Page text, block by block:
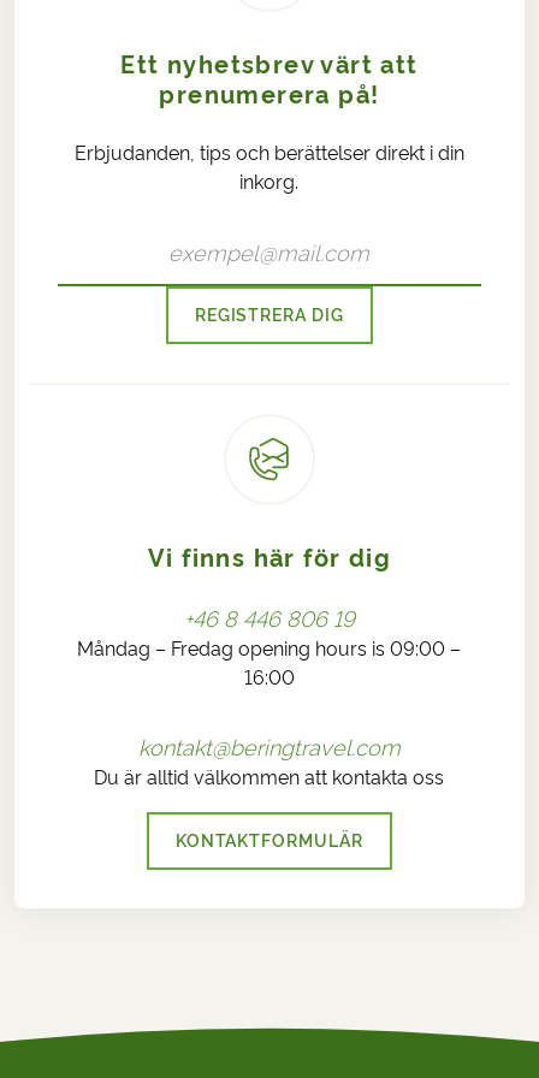
Ett nyhetsbrev värt att
prenumerera på!
Erbjudanden, tips och berättelser direkt i din
inkorg.
REGISTRERA DIG
Vi finns här för dig
+46 8 446 806 19
Måndag – Fredag opening hours is 09:00 –
16:00
kontakt@beringtravel.com
Du är alltid välkommen att kontakta oss
KONTAKTFORMULÄR